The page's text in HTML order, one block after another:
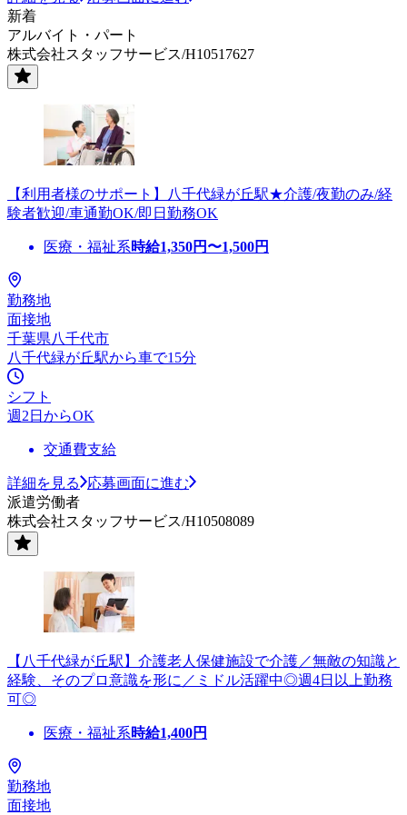
新着
アルバイト・パート
株式会社スタッフサービス/H10517627
【利用者様のサポート】八千代緑が丘駅★介護/夜勤のみ/経
験者歓迎/車通勤OK/即日勤務OK
医療・福祉系時給1,350円〜1,500円
勤務地
面接地
千葉県八千代市
八千代緑が丘駅から車で15分
シフト
週2日からOK
交通費支給
詳細を見る
応募画面に進む
派遣労働者
株式会社スタッフサービス/H10508089
【八千代緑が丘駅】介護老人保健施設で介護／無敵の知識と
経験、そのプロ意識を形に／ミドル活躍中◎週4日以上勤務
可◎
医療・福祉系時給1,400円
勤務地
面接地